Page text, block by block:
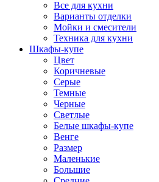
Все для кухни
Варианты отделки
Мойки и смесители
Техника для кухни
Шкафы-купе
Цвет
Коричневые
Серые
Темные
Черные
Светлые
Белые шкафы-купе
Венге
Размер
Маленькие
Большие